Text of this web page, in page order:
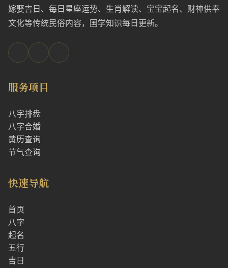
嫁娶吉日、每日星座运势、生肖解读、宝宝起名、财神供奉
文化等传统民俗内容，国学知识每日更新。
服务项目
八字排盘
八字合婚
黄历查询
节气查询
快速导航
首页
八字
起名
五行
吉日